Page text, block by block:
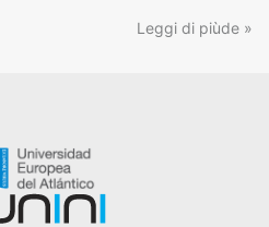
Leggi di piùde »